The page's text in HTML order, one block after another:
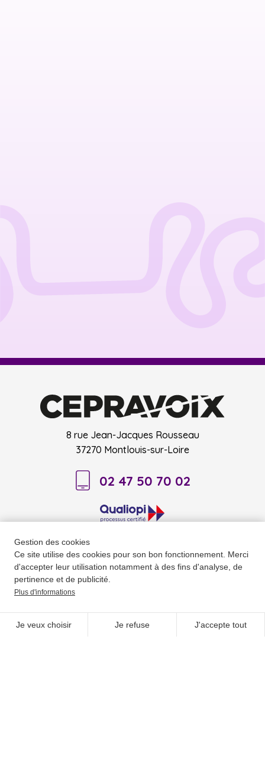
Gestion des cookies
Ce site utilise des cookies pour son bon fonctionnement. Merci
d'accepter leur utilisation notamment à des fins d'analyse, de
pertinence et de publicité.
Plus d'informations
Je veux choisir Je refuse J'accepte tout
8 rue Jean-Jacques Rousseau
37270 Montlouis-sur-Loire
02 47 50 70 02
SUIVEZ-NOUS
UNE QUESTION ?